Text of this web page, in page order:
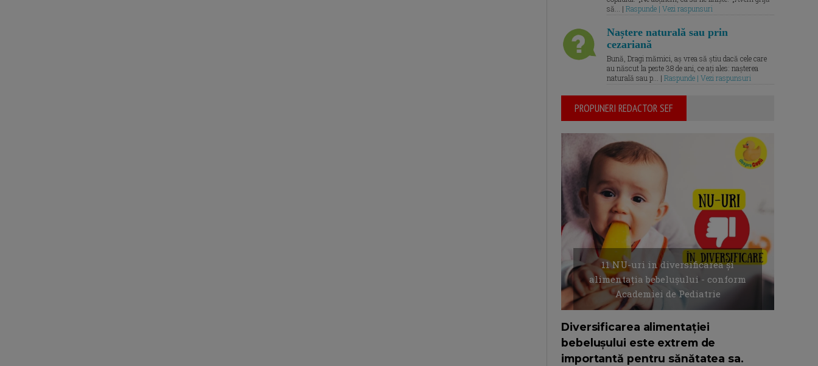
să... | Raspunde | Vezi raspunsuri
Naștere naturală sau prin
cezariană
Bună, Dragi mămici, aș vrea să știu dacă cele care
au născut la peste 38 de ani, ce ați ales: nașterea
naturală sau p... | Raspunde | Vezi raspunsuri
PROPUNERI REDACTOR SEF
11 NU-uri in diversificarea și
alimentația bebelușului - conform
Academiei de Pediatrie
Diversificarea alimentației
bebelușului este extrem de
importantă pentru sănătatea sa.